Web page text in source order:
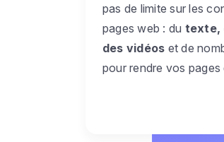
pas de limite sur les
pages web : du texte,
des vidéos et de
pour rendre vos pages